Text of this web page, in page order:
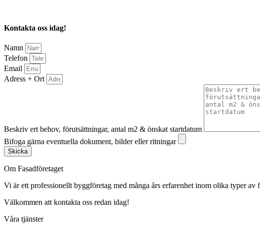
Kontakta oss idag!
Namn
Telefon
Email
Adress + Ort
Beskriv ert behov, förutsättningar, antal m2 & önskat startdatum
Bifoga gärna eventuella dokument, bilder eller ritningar
Skicka
Om Fasadföretaget
Vi är ett professionellt byggföretag med många års erfarenhet inom olika typer
Välkommen att kontakta oss redan idag!
Våra tjänster